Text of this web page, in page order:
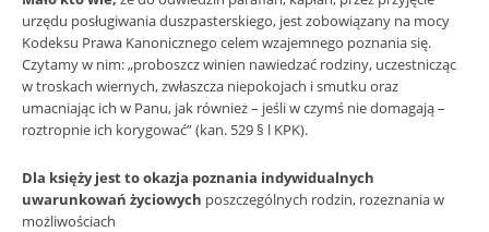
urzędu posługiwania duszpasterskiego, jest zobowiązany na mocy
Kodeksu Prawa Kanonicznego celem wzajemnego poznania się.
Czytamy w nim: „proboszcz winien nawiedzać rodziny, uczestnicząc
w troskach wiernych, zwłaszcza niepokojach i smutku oraz
umacniając ich w Panu, jak również – jeśli w czymś nie domagają –
roztropnie ich korygować” (kan. 529 § l KPK).
Dla księży jest to okazja poznania indywidualnych
uwarunkowań życiowych poszczególnych rodzin, rozeznania w
możliwościach